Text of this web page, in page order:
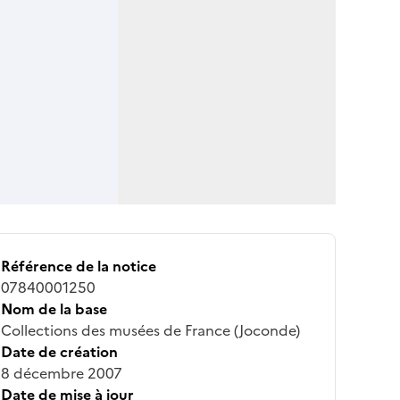
Référence de la notice
07840001250
Nom de la base
Collections des musées de France (Joconde)
Date de création
8 décembre 2007
Date de mise à jour